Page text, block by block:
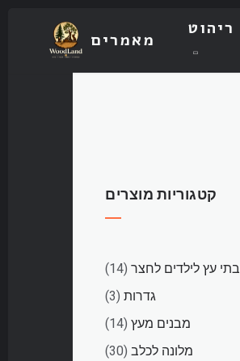
מאמרים
ריהוט
קטגוריות מוצרים
בתי עץ לילדים לחצר 14
14
products
גדרות 3
3
products
מבנים מעץ 14
14
products
מלונה לכלב 30
30